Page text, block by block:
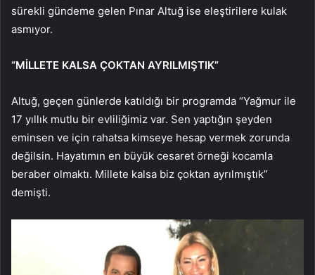
sürekli gündeme gelen Pınar Altuğ ise eleştirilere kulak
asmıyor.
“MİLLETE KALSA ÇOKTAN AYRILMIŞTIK”
Altuğ, geçen günlerde katıldığı bir programda “Yağmur ile
17 yıllık mutlu bir evliliğimiz var. Sen yaptığın şeyden
eminsen ve için rahatsa kimseye hesap vermek zorunda
değilsin. Hayatımın en büyük cesaret örneği kocamla
beraber olmaktı. Millete kalsa biz çoktan ayrılmıştık”
demişti.